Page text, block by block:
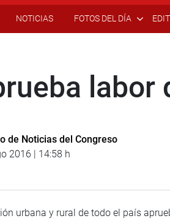
NOTICIAS FOTOS DEL DÍA
de Noticias del Congreso
2016 | 14:58 h
urbana y rural de todo el país